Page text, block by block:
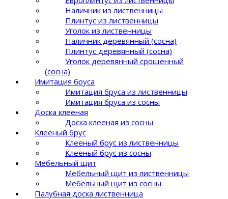
Наличник из лиственницы
Плинтус из лиственницы
Уголок из лиственницы
Наличник деревянный (сосна)
Плинтус деревянный (сосна)
Уголок деревянный срощенный
(сосна)
Имитация бруса
Имитация бруса из лиственницы
Имитация бруса из сосны
Доска клееная
Доска клееная из сосны
Клееный брус
Клееный брус из лиственницы
Клееный брус из сосны
Мебельный щит
Мебельный щит из лиственницы
Мебельный щит из сосны
Палубная доска лиственница